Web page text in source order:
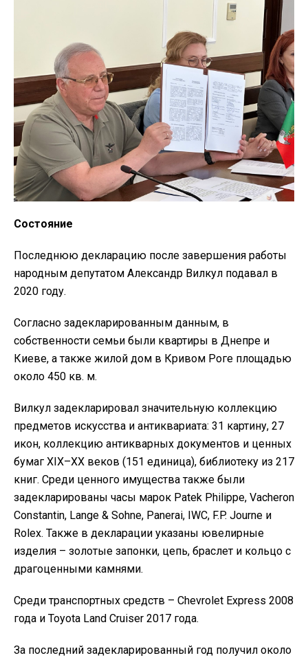
Состояние
Последнюю декларацию после завершения работы
народным депутатом Александр Вилкул подавал в
2020 году.
Согласно задекларированным данным, в
собственности семьи были квартиры в Днепре и
Киеве, а также жилой дом в Кривом Роге площадью
около 450 кв. м.
Вилкул задекларировал значительную коллекцию
предметов искусства и антиквариата: 31 картину, 27
икон, коллекцию антикварных документов и ценных
бумаг XIX–XX веков (151 единица), библиотеку из 217
книг. Среди ценного имущества также были
задекларированы часы марок Patek Philippe, Vacheron
Constantin, Lange & Sohne, Panerai, IWC, F.P. Journe и
Rolex. Также в декларации указаны ювелирные
изделия – золотые запонки, цепь, браслет и кольцо с
драгоценными камнями.
Среди транспортных средств – Chevrolet Express 2008
года и Toyota Land Cruiser 2017 года.
За последний задекларированный год получил около